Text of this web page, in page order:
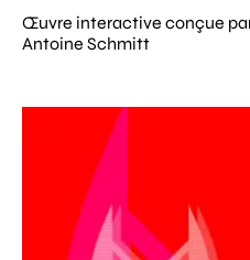
Œuvre interactive conçue
Antoine Schmitt